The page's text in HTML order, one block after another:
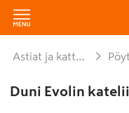
Astiat ja kattaus
Duni Evolin